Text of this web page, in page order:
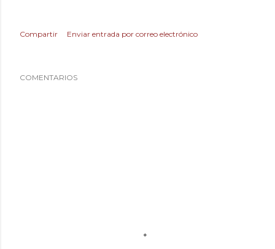
Compartir Enviar entrada por correo electrónico
COMENTARIOS